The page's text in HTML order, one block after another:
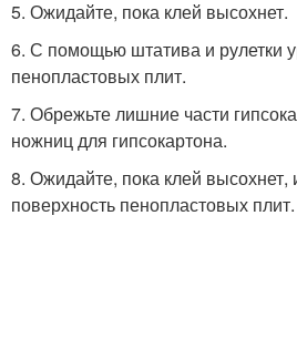
5. Ожидайте, пока клей высохнет.
6. С помощью штатива и рулетки
пенопластовых плит.
7. Обрежьте лишние части
ножниц для гипсокартона.
8. Ожидайте, пока клей высохнет,
поверхность пенопластовых плит.